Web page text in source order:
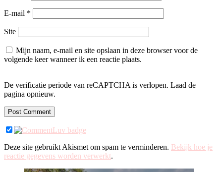
E-mail *
Site
Mijn naam, e-mail en site opslaan in deze browser voor de
volgende keer wanneer ik een reactie plaats.
De verificatie periode van reCAPTCHA is verlopen. Laad de
pagina opnieuw.
Deze site gebruikt Akismet om spam te verminderen. Bekijk hoe je
reactie gegevens worden verwerkt.